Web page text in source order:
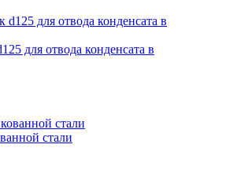
для отвода конденсата в
стали